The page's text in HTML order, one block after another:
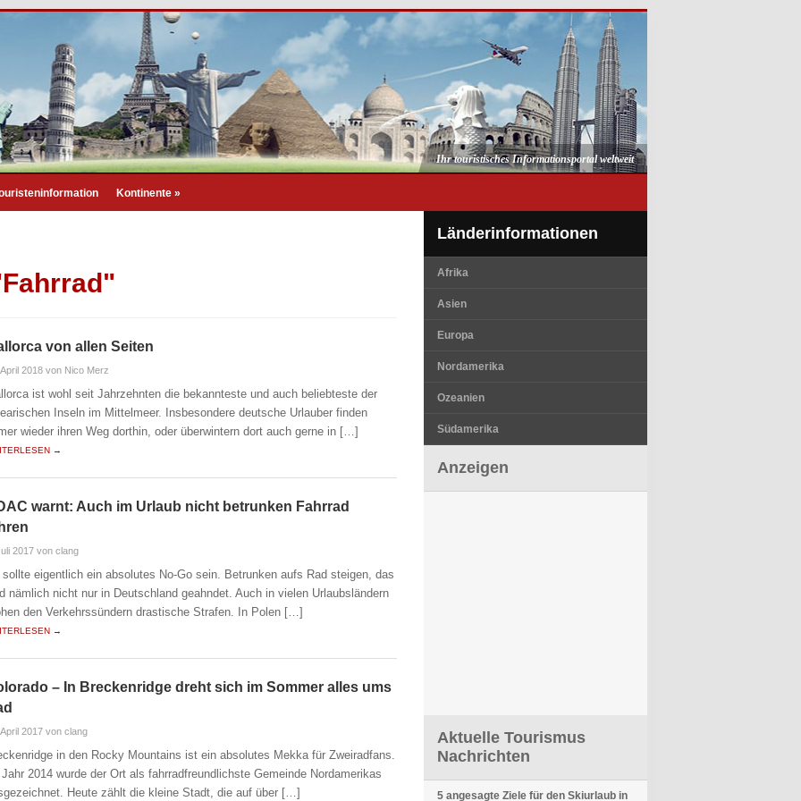
Ihr touristisches Informationsportal weltweit
Kontinente »
von allen Seiten
2018 von Nico Merz
ist wohl seit Jahrzehnten die bekannteste und auch beliebteste der
Inseln im Mittelmeer. Insbesondere deutsche Urlauber finden
wieder ihren Weg dorthin, oder überwintern dort auch gerne in […]
→
warnt: Auch im Urlaub nicht betrunken Fahrrad
2017 von clang
eigentlich ein absolutes No-Go sein. Betrunken aufs Rad steigen, das
nämlich nicht nur in Deutschland geahndet. Auch in vielen Urlaubsländern
den Verkehrssündern drastische Strafen. In Polen […]
→
– In Breckenridge dreht sich im Sommer alles ums
2017 von clang
in den Rocky Mountains ist ein absolutes Mekka für Zweiradfans.
2014 wurde der Ort als fahrradfreundlichste Gemeinde Nordamerikas
Heute zählt die kleine Stadt, die auf über […]
Länderinformationen
Afrika
Asien
Europa
Nordamerika
Ozeanien
Südamerika
Anzeigen
Aktuelle Tourismus
Nachrichten
5 angesagte Ziele für den Skiurlaub in